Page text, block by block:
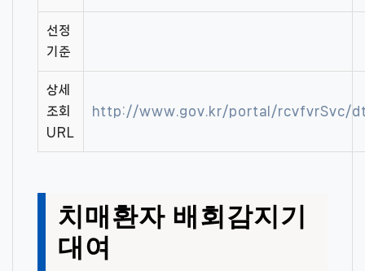
선정
기준
상세
조회
URL
http://www.gov.kr/portal/rcvfvrSvc/
치매환자 배회감지기
대여